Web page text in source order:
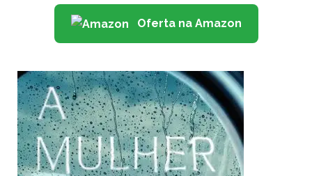
Oferta na Amazon